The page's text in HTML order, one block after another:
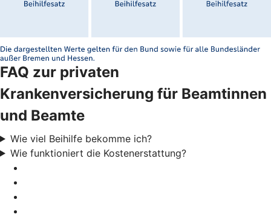
FAQ zur privaten
Krankenversicherung für Beamtinnen
und Beamte
Wie viel Beihilfe bekomme ich?
Wie funktioniert die Kostenerstattung?